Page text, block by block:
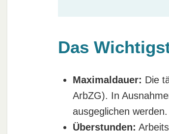
Das
Maximaldauer: Die
ArbZG). In
ausgeglichen werden.
Überstunden: